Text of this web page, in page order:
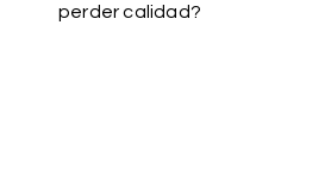
perder calidad?